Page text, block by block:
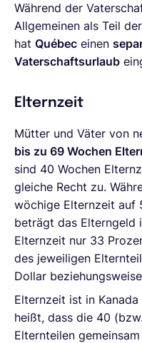
Während der
Allgemeinen als Teil
hat Québec einen
Vaterschaftsurlaub
Elternzeit
Mütter und Väter von
bis zu 69 Wochen
sind 40 Wochen
gleiche Recht zu.
wöchige Elternzeit auf
beträgt das Elterngeld
Elternzeit nur 33
des jeweiligen
Dollar
Elternzeit ist in
heißt, dass die 40
Elternteilen